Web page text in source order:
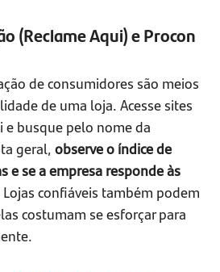
(Reclame Aqui) e Procon
de consumidores são meios
de uma loja. Acesse sites
e busque pelo nome da
geral, observe o índice de
e se a empresa responde às
Lojas confiáveis também podem
costumam se esforçar para